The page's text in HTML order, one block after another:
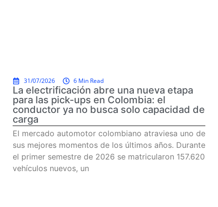
31/07/2026 6 Min Read
La electrificación abre una nueva etapa
para las pick-ups en Colombia: el
conductor ya no busca solo capacidad de
carga
El mercado automotor colombiano atraviesa uno de
sus mejores momentos de los últimos años. Durante
el primer semestre de 2026 se matricularon 157.620
vehículos nuevos, un